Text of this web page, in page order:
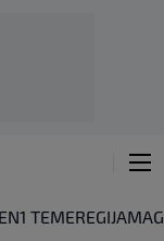
N1 TEMEREGIJA